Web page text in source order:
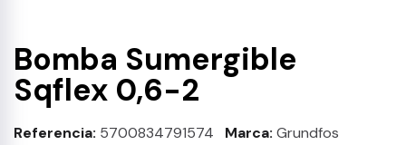
Bomba Sumergible
Sqflex 0,6-2
Referencia 5700834791574 Marca Grundfos